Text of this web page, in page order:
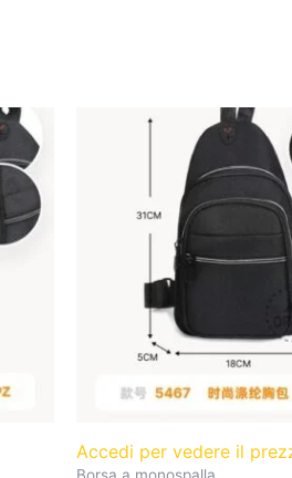
Accedi per vedere il